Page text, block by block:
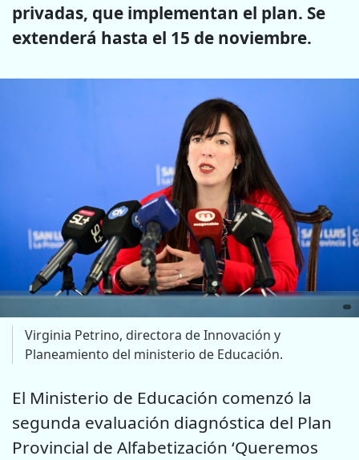
privadas, que implementan el plan. Se
extenderá hasta el 15 de noviembre.
Virginia Petrino, directora de Innovación y
Planeamiento del ministerio de Educación.
El Ministerio de Educación comenzó la
segunda evaluación diagnóstica del Plan
Provincial de Alfabetización ‘Queremos